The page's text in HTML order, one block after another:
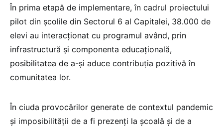
În prima etapă de implementare, în cadrul proiectului
pilot din școlile din Sectorul 6 al Capitalei, 38.000 de
elevi au interacționat cu programul având, prin
infrastructură și componenta educațională,
posibilitatea de a-și aduce contribuția pozitivă în
comunitatea lor.
În ciuda provocărilor generate de contextul pandemic
și imposibilității de a fi prezenți la școală și de a